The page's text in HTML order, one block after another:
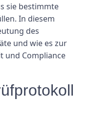
sie bestimmte
In diesem
des
und wie es zur
und Compliance